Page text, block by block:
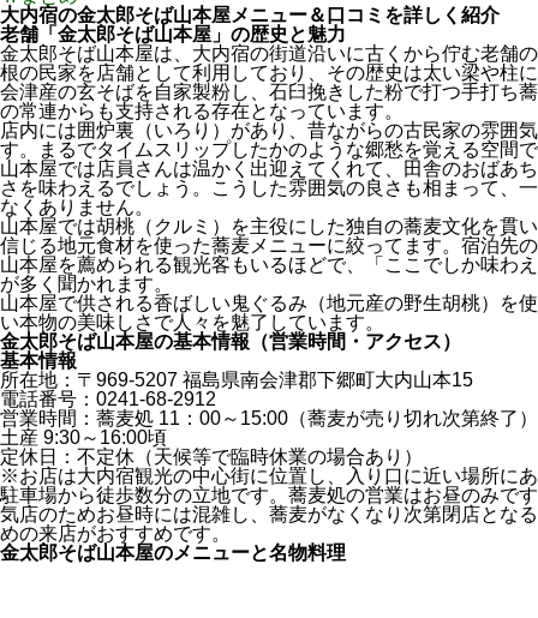
大内宿の金太郎そば山本屋メニュー＆口コミを詳しく紹介
老舗「金太郎そば山本屋」の歴史と魅力
金太郎そば山本屋は、大内宿の街道沿いに古くから佇む老舗
根の民家を店舗として利用しており、その歴史は太い梁や柱
会津産の玄そばを自家製粉し、石臼挽きした粉で打つ手打ち
の常連からも支持される存在となっています。
店内には囲炉裏（いろり）があり、昔ながらの古民家の雰囲
す。まるでタイムスリップしたかのような郷愁を覚える空間
山本屋では店員さんは温かく出迎えてくれて、田舎のおばあ
さを味わえるでしょう。こうした雰囲気の良さも相まって、
なくありません。
山本屋では胡桃（クルミ）を主役にした独自の蕎麦文化を貫
信じる地元食材を使った蕎麦メニューに絞ってます。宿泊先
山本屋を薦められる観光客もいるほどで、「ここでしか味わ
が多く聞かれます。
山本屋で供される香ばしい鬼ぐるみ（地元産の野生胡桃）を
い本物の美味しさで人々を魅了しています。
金太郎そば山本屋の基本情報（営業時間・アクセス）
基本情報
所在地：〒969-5207 福島県南会津郡下郷町大内山本15
電話番号：0241-68-2912
営業時間：蕎麦処 11：00～15:00（蕎麦が売り切れ次第終了）
土産 9:30～16:00頃
定休日：不定休（天候等で臨時休業の場合あり）
※お店は大内宿観光の中心街に位置し、入り口に近い場所に
駐車場から徒歩数分の立地です。蕎麦処の営業はお昼のみで
気店のためお昼時には混雑し、蕎麦がなくなり次第閉店とな
めの来店がおすすめです。
金太郎そば山本屋のメニューと名物料理